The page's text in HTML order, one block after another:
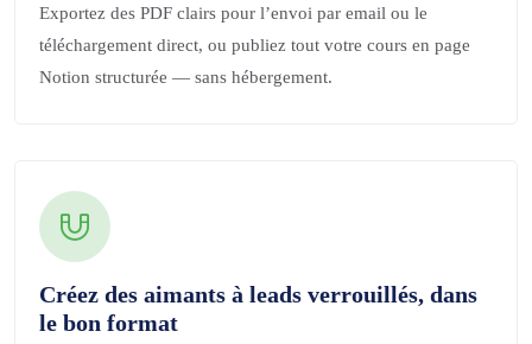
Exportez des PDF clairs pour l’envoi par email ou le
téléchargement direct, ou publiez tout votre cours en page
Notion structurée — sans hébergement.
Créez des aimants à leads verrouillés, dans
le bon format